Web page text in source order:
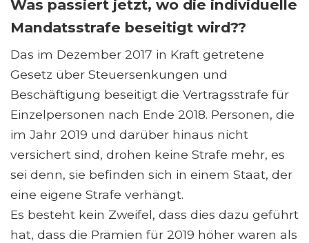
Was passiert jetzt, wo die individuelle
Mandatsstrafe beseitigt wird??
Das im Dezember 2017 in Kraft getretene
Gesetz über Steuersenkungen und
Beschäftigung beseitigt die Vertragsstrafe für
Einzelpersonen nach Ende 2018. Personen, die
im Jahr 2019 und darüber hinaus nicht
versichert sind, drohen keine Strafe mehr, es
sei denn, sie befinden sich in einem Staat, der
eine eigene Strafe verhängt.
Es besteht kein Zweifel, dass dies dazu geführt
hat, dass die Prämien für 2019 höher waren als